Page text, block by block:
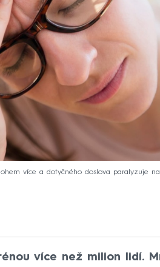
více a dotyčného doslova paralyzuje
více než milion lidí.